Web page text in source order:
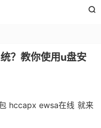

？教你使用u盘安
hccapx ewsa在线 就来